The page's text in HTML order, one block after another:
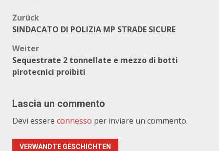
Beitragsnavigation
Zurück
SINDACATO DI POLIZIA MP STRADE SICURE
Weiter
Sequestrate 2 tonnellate e mezzo di botti
pirotecnici proibiti
Lascia un commento
Devi essere connesso per inviare un commento.
VERWANDTE GESCHICHTEN